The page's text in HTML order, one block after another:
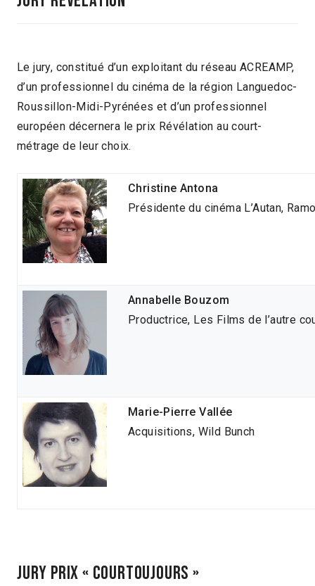
Le jury, constitué d’un exploitant du réseau ACREAMP,
d’un professionnel du cinéma de la région Languedoc-
Roussillon-Midi-Pyrénées et d’un professionnel
européen décernera le prix Révélation au court-
métrage de leur choix.
Christine Antona
Présidente du cinéma L’Autan,
Annabelle Bouzom
Productrice, Les Films de l’autre
Marie-Pierre Vallée
Acquisitions, Wild Bunch
Jury prix « COURTOUJOURS »